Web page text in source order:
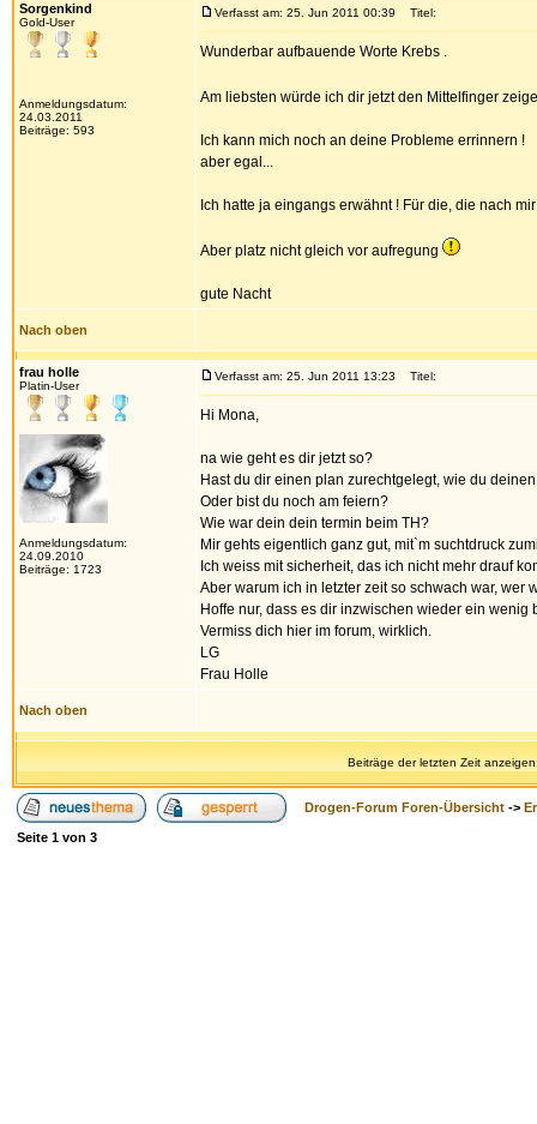
Sorgenkind
Gold-User
Anmeldungsdatum:
24.03.2011
Beiträge: 593
Verfasst am: 25. Jun 2011 00:39 Titel:
Wunderbar aufbauende Worte Krebs .
Am liebsten würde ich dir jetzt den Mittelfinger
Ich kann mich noch an deine Probleme errinnern !
aber egal...
Ich hatte ja eingangs erwähnt ! Für die, die nach
Aber platz nicht gleich vor aufregung
gute Nacht
Nach oben
frau holle
Platin-User
Anmeldungsdatum:
24.09.2010
Beiträge: 1723
Verfasst am: 25. Jun 2011 13:23 Titel:
Hi Mona,
na wie geht es dir jetzt so?
Hast du dir einen plan zurechtgelegt, wie du
Oder bist du noch am feiern?
Wie war dein dein termin beim TH?
Mir gehts eigentlich ganz gut, mit`m suchtdruck
Ich weiss mit sicherheit, das ich nicht mehr drauf
Aber warum ich in letzter zeit so schwach war, wer
Hoffe nur, dass es dir inzwischen wieder ein
Vermiss dich hier im forum, wirklich.
LG
Frau Holle
Nach oben
Beiträge der letzten Zeit
Drogen-Forum Foren-Übersicht ->
Seite 1 von 3